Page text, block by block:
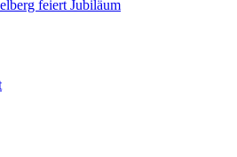
feiert Jubiläum